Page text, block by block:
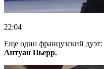
22:04
Еще один французский дуэт:
Антуан Пьерр.